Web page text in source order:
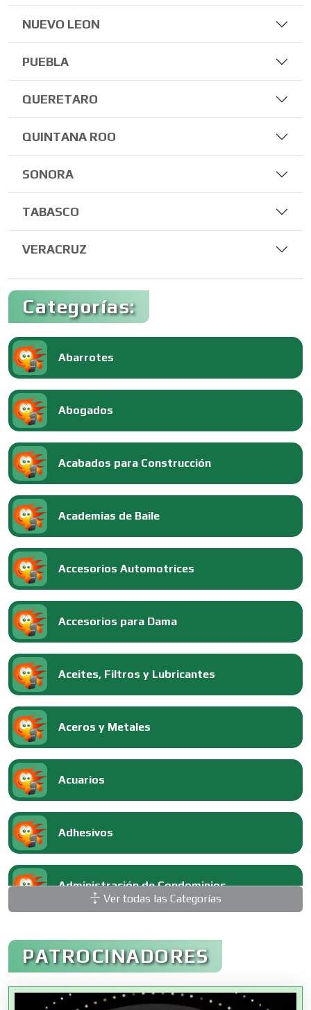
NUEVO LEON
PUEBLA
QUERETARO
QUINTANA ROO
SONORA
TABASCO
VERACRUZ
Categorías:
Abarrotes
Abogados
Acabados para Construcción
Academias de Baile
Accesorios Automotrices
Accesorios para Dama
Aceites, Filtros y Lubricantes
Aceros y Metales
Acuarios
Adhesivos
Administración de Condominios
Administración de Empresas
Agencias Aduanales
Ver todas las Categorías
PATROCINADORES